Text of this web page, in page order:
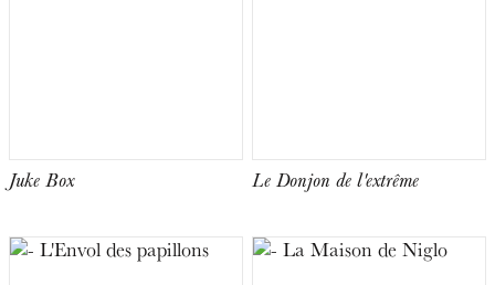
Juke Box Le Donjon de l'extrême